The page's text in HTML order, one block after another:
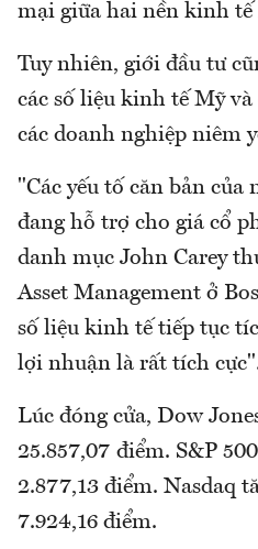
mại giữa hai nền kinh
Tuy nhiên, giới đầu tư
các số liệu kinh tế Mỹ
các doanh nghiệp niêm
"Các yếu tố căn bản của
đang hỗ trợ cho giá cổ
danh mục John Carey
Asset Management ở
số liệu kinh tế tiếp tục
lợi nhuận là rất tích
Lúc đóng cửa, Dow
25.857,07 điểm. S&P
2.877,13 điểm. Nasdaq
7.924,16 điểm.